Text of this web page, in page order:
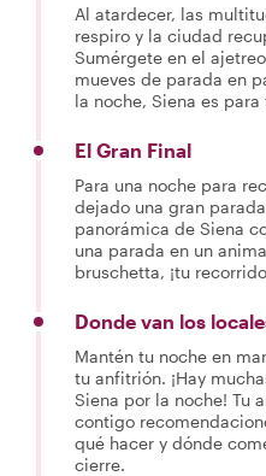
Al atardecer, las
respiro y la ciudad
Sumérgete en el
mueves de parada en
la noche, Siena es
El Gran Final
Para una noche para
dejado una gran
panorámica de Siena
una parada en un
bruschetta, ¡tu
Donde van los
Mantén tu noche en
tu anfitrión. ¡Hay
Siena por la noche! Tu
contigo
qué hacer y dónde
cierre.